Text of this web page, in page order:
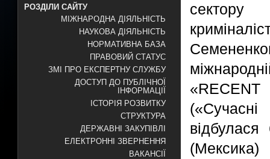
РОЗДІЛИ САЙТУ
МІЖНАРОДНА ДІЯЛЬНІСТЬ
НАУКОВА ДІЯЛЬНІСТЬ
НОРМАТИВНА БАЗА
ПРАВОВИЙ СТАТУС
ЗМІ ПРО ЕКСПЕРТНУ СЛУЖБУ
ДОСТУП ДО ПУБЛІЧНОЇ
ІНФОРМАЦІЇ
ІСТОРІЯ РОЗВИТКУ
СТРУКТУРА
ДЕРЖАВНІ ЗАКУПІВЛІ
ЕЛЕКТРОННІ ЗВЕРНЕННЯ
ВАКАНСІЇ
сектору